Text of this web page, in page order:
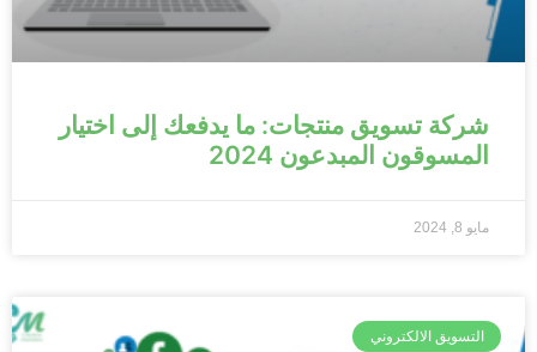
شركة تسويق منتجات: ما يدفعك إلى اختيار
المسوقون المبدعون 2024
مايو 8, 2024
التسويق الالكتروني